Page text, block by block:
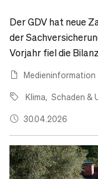
Der GDV hat neue
der
Vorjahr fiel die
Medieninformation
Klima Schaden &
30.04.2026